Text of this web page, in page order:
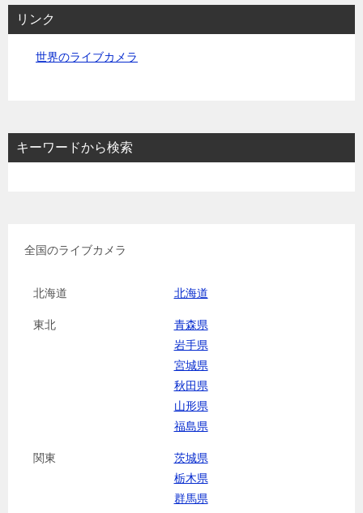
リンク
世界のライブカメラ
キーワードから検索
全国のライブカメラ
北海道 北海道
東北
青森県
岩手県
宮城県
秋田県
山形県
福島県
関東
茨城県
栃木県
群馬県